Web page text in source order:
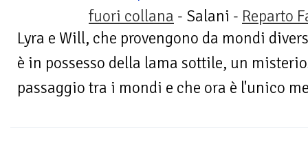
fuori collana - Salani - Reparto
Lyra e Will, che provengono da mondi
è in possesso della lama sottile, un
passaggio tra i mondi e che ora è l'unico